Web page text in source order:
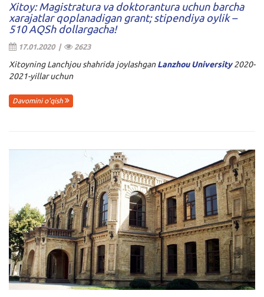
Xitoy: Magistratura va doktorantura uchun barcha
xarajatlar qoplanadigan grant; stipendiya oylik –
510 AQSh dollargacha!
17.01.2020 | 2623
Xitoyning Lanchjou shahrida joylashganLanzhou University2020-
2021-yillar uchun
Davomini o'qish